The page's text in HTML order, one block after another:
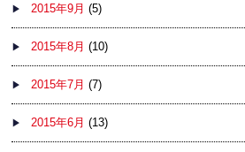
2015年9月 (5)
2015年8月 (10)
2015年7月 (7)
2015年6月 (13)